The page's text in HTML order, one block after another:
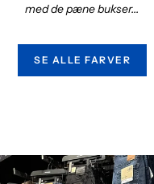
med de pæne bukser...
SE ALLE FARVER